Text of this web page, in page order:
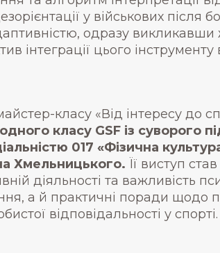
у військових
одразу викликавши
інтеграції цього
класу «Від інтересу до
класу GSF із суворого
017 «Фізична
Хмельницького. Її виступ
діяльності та важливість
а й практичні поради щодо
відповідальності у спорті.